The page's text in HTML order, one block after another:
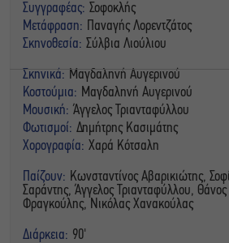
Συγγραφέας: Σοφοκλής
Μετάφραση:
Παναγής Λορεντζάτος
Σκηνοθεσία: Σύλβια Λιούλιου
Σκηνικά: Μαγδαληνή Αυγερινού
Κοστούμια: Μαγδαληνή Αυγερινού
Μουσική: Άγγελος Τριανταφύλλου
Φωτισμοί: Δημήτρης Κασιμάτης
Χορογραφία: Χαρά Κότσαλη
Παίζουν: Κωνσταντίνος Αβαρικιώτης,
Σαράντης, Άγγελος Τριανταφύλλου,
Φραγκούλης, Νικόλας Χανακούλας
Διάρκεια: 90'